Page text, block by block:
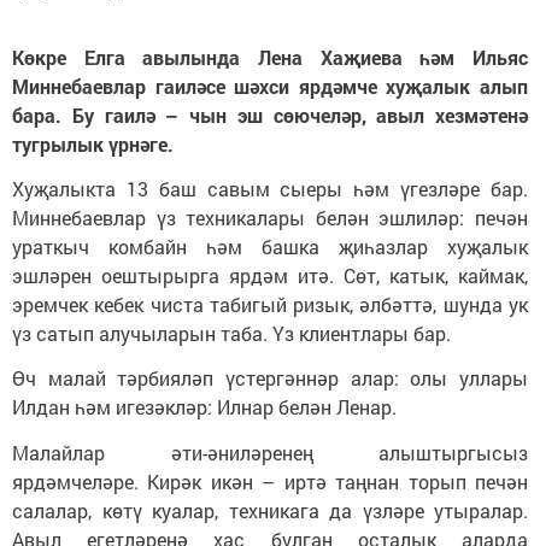
Көкре Елга авылында Лена Хаҗиева һәм Ильяс
Миннебаевлар гаиләсе шәхси ярдәмче хуҗалык алып
бара. Бу гаилә – чын эш сөючеләр, авыл хезмәтенә
тугрылык үрнәге.
Хуҗалыкта 13 баш савым сыеры һәм үгезләре бар.
Миннебаевлар үз техникалары белән эшлиләр: печән
ураткыч комбайн һәм башка җиһазлар хуҗалык
эшләрен оештырырга ярдәм итә. Сөт, катык, каймак,
эремчек кебек чиста табигый ризык, әлбәттә, шунда ук
үз сатып алучыларын таба. Үз клиентлары бар.
Өч малай тәрбияләп үстергәннәр алар: олы уллары
Илдан һәм игезәкләр: Илнар белән Ленар.
Малайлар әти-әниләренең алыштыргысыз
ярдәмчеләре. Кирәк икән – иртә таңнан торып печән
салалар, көтү куалар, техникага да үзләре утыралар.
Авыл егетләренә хас булган осталык аларда